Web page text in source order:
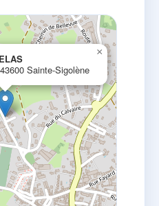
Sainte-Sigolène
×